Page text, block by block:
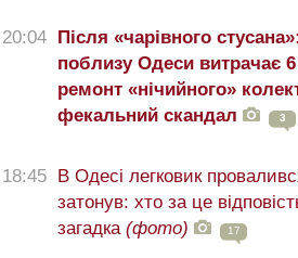
20:04 Після «чарівного
поблизу Одеси витрачає
ремонт «нічийного»
фекальний скандал
3
18:45 В Одесі легковик
затонув: хто за це
загадка (фото) 17